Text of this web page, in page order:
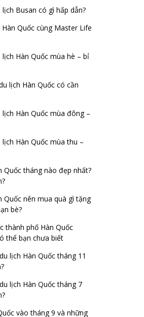
lịch Busan có gì hấp dẫn?
Quốc cùng Master Life
lịch Hàn Quốc mùa hè – bỉ
lịch Hàn Quốc có cần
lịch Hàn Quốc mùa đông –
lịch Hàn Quốc mùa thu –
Quốc tháng nào đẹp nhất?
Quốc nên mua quà gì tặng
bè?
thành phố Hàn Quốc
thể bạn chưa biết
lịch Hàn Quốc tháng 11
lịch Hàn Quốc tháng 7
vào tháng 9 và những